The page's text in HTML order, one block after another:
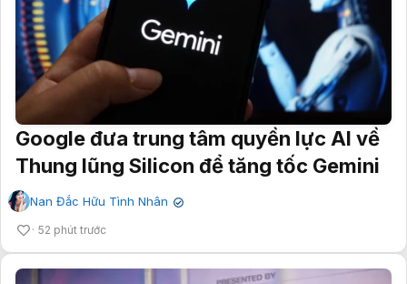
Google đưa trung tâm quyền lực AI về
Thung lũng Silicon để tăng tốc Gemini
Nan Đắc Hữu Tình Nhân ✔
52 phút trước